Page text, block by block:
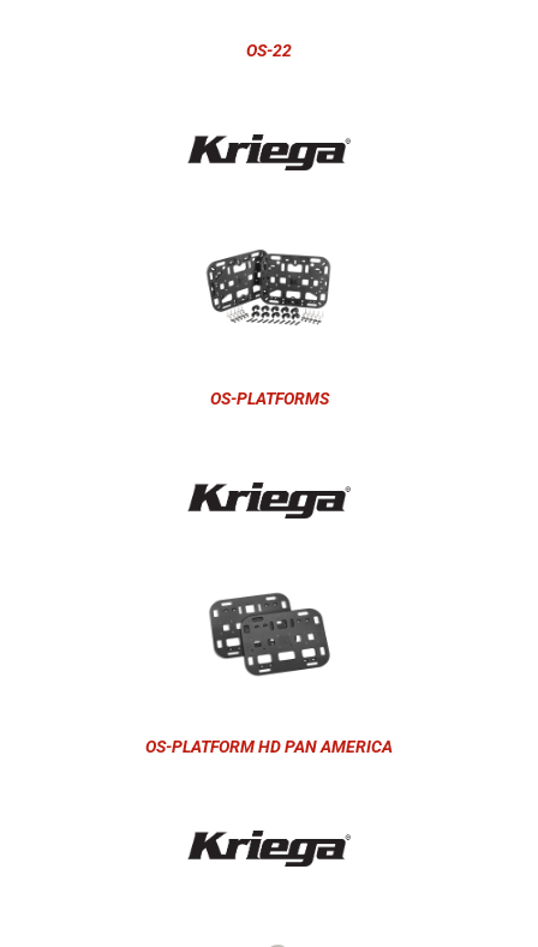
OS-22
OS-PLATFORMS
OS-PLATFORM HD PAN AMERICA